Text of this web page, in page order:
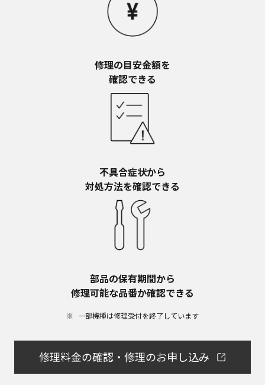
修理の目安金額を​
確認できる
不具合症状から​
対処方法を確認できる
部品の保有期間から​
修理可能な品番か確認できる
一部機種は修理受付を終了しています​
修理料金の確認・修理のお申し込み